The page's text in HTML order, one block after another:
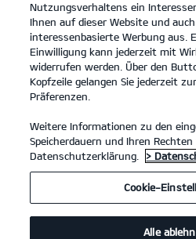
Herzlich willkommen! Kontaktiere
Wünschen einfach über diese
markierten Felder aus und nenne
Anliegen. Wir freuen uns auf deine
schnellstmöglich bei dir.
Du möchtest einen Servicetermin
Serviceformular.Falls du eines
Probe fahren möchtest, nutze
Probefahrtformular.
Deine Kontaktdaten
Nutzungsverhaltens ein
Ihnen auf dieser Website und
interessenbasierte Werbung aus.
Einwilligung kann jederzeit mit
widerrufen werden. Über den
Kopfzeile gelangen Sie jederzeit
Präferenzen.
Weitere Informationen zu den
Speicherdauern und Ihren
Datenschutzerklärung.
>
Cookie-
Alle